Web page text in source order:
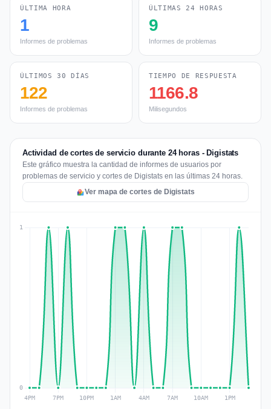
ÚLTIMA HORA
1
Informes de problemas
ÚLTIMAS 24 HORAS
9
Informes de problemas
ÚLTIMOS 30 DÍAS
122
Informes de problemas
TIEMPO DE RESPUESTA
1166.8
Milisegundos
Actividad de cortes de servicio durante 24 horas - Digistats
Este gráfico muestra la cantidad de informes de usuarios por
problemas de servicio y cortes de Digistats en las últimas 24 horas.
Ver mapa de cortes de Digistats